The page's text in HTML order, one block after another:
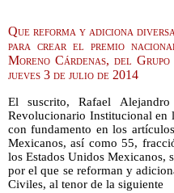
Que reforma y adiciona
para crear el premio
Moreno Cárdenas, del
jueves 3 de julio de 2014
El suscrito, Rafael
Revolucionario Institucional en
con fundamento en los
Mexicanos, así como 55,
los Estados Unidos Mexicanos,
por el que se reforman y
Civiles, al tenor de la siguiente